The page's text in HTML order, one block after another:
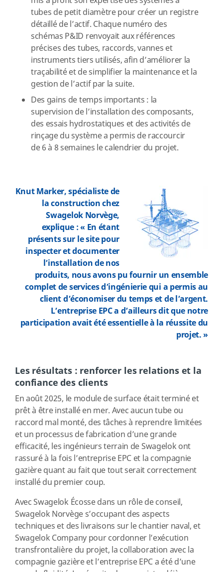
tubes de petit diamètre pour créer un registre
détaillé de l’actif. Chaque numéro des
schémas P&ID renvoyait aux références
précises des tubes, raccords, vannes et
instruments tiers utilisés, afin d’améliorer la
traçabilité et de simplifier la maintenance et la
gestion de l’actif par la suite.
Des gains de temps importants : la
supervision de l’installation des composants,
des essais hydrostatiques et des activités de
rinçage du système a permis de raccourcir
de 6 à 8 semaines le calendrier du projet.
Knut Marker, spécialiste de
la construction chez
Swagelok Norvège,
explique : « En étant
présents sur le site pour
inspecter et documenter
l’installation de nos
produits, nous avons pu fournir un ensemble
complet de services d’ingénierie qui a permis au
client d’économiser du temps et de l’argent.
L’entreprise EPC a d’ailleurs dit que notre
participation avait été essentielle à la réussite du
projet. »
Les résultats : renforcer les relations et la
confiance des clients
En août 2025, le module de surface était terminé et
prêt à être installé en mer. Avec aucun tube ou
raccord mal monté, des tâches à reprendre limitées
et un processus de fabrication d’une grande
efficacité, les ingénieurs terrain de Swagelok ont
rassuré à la fois l’entreprise EPC et la compagnie
gazière quant au fait que tout serait correctement
installé du premier coup.
Avec Swagelok Écosse dans un rôle de conseil,
Swagelok Norvège s’occupant des aspects
techniques et des livraisons sur le chantier naval, et
Swagelok Company pour cordonner l’exécution
transfrontalière du projet, la collaboration avec la
compagnie gazière et l’entreprise EPC a été d’une